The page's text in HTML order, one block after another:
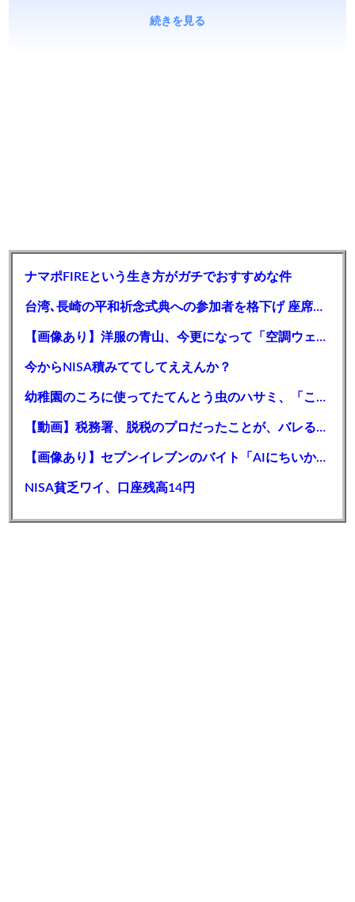
続きを見る
ナマポFIREという生き方がガチでおすすめな件
台湾､長崎の平和祈念式典への参加者を格下げ 座席配置に抗議｢中国に追従し､日本に友好的な台湾をおとしめた｣
【画像あり】洋服の青山、今更になって「空調ウェア」を発売ｗｗｗｗｗ
今からNISA積みててしてええんか？
幼稚園のころに使ってたてんとう虫のハサミ、「こう」なるｗｗｗｗｗｗ
【動画】税務署、脱税のプロだったことが、バレるwww
【画像あり】セブンイレブンのバイト「AIにちいかわの画像を食わせてっと………できた！」
NISA貧乏ワイ、口座残高14円